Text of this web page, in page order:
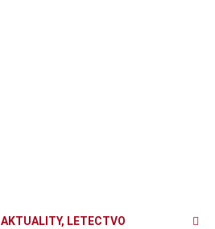
AKTUALITY, LETECTVO